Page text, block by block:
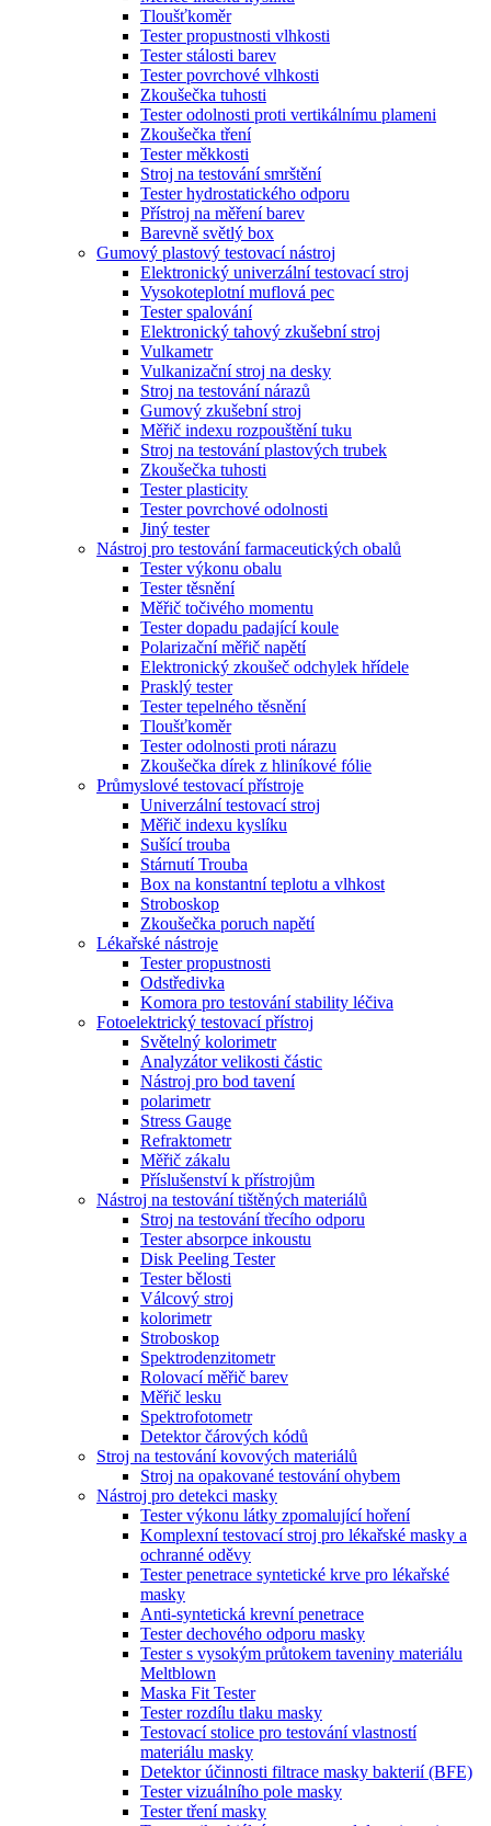
Tloušťkoměr
Tester propustnosti vlhkosti
Tester stálosti barev
Tester povrchové vlhkosti
Zkoušečka tuhosti
Tester odolnosti proti vertikálnímu plameni
Zkoušečka tření
Tester měkkosti
Stroj na testování smrštění
Tester hydrostatického odporu
Přístroj na měření barev
Barevně světlý box
Gumový plastový testovací nástroj
Elektronický univerzální testovací stroj
Vysokoteplotní muflová pec
Tester spalování
Elektronický tahový zkušební stroj
Vulkametr
Vulkanizační stroj na desky
Stroj na testování nárazů
Gumový zkušební stroj
Měřič indexu rozpouštění tuku
Stroj na testování plastových trubek
Zkoušečka tuhosti
Tester plasticity
Tester povrchové odolnosti
Jiný tester
Nástroj pro testování farmaceutických obalů
Tester výkonu obalu
Tester těsnění
Měřič točivého momentu
Tester dopadu padající koule
Polarizační měřič napětí
Elektronický zkoušeč odchylek hřídele
Prasklý tester
Tester tepelného těsnění
Tloušťkoměr
Tester odolnosti proti nárazu
Zkoušečka dírek z hliníkové fólie
Průmyslové testovací přístroje
Univerzální testovací stroj
Měřič indexu kyslíku
Sušící trouba
Stárnutí Trouba
Box na konstantní teplotu a vlhkost
Stroboskop
Zkoušečka poruch napětí
Lékařské nástroje
Tester propustnosti
Odstředivka
Komora pro testování stability léčiva
Fotoelektrický testovací přístroj
Světelný kolorimetr
Analyzátor velikosti částic
Nástroj pro bod tavení
polarimetr
Stress Gauge
Refraktometr
Měřič zákalu
Příslušenství k přístrojům
Nástroj na testování tištěných materiálů
Stroj na testování třecího odporu
Tester absorpce inkoustu
Disk Peeling Tester
Tester bělosti
Válcový stroj
kolorimetr
Stroboskop
Spektrodenzitometr
Rolovací měřič barev
Měřič lesku
Spektrofotometr
Detektor čárových kódů
Stroj na testování kovových materiálů
Stroj na opakované testování ohybem
Nástroj pro detekci masky
Tester výkonu látky zpomalující hoření
Komplexní testovací stroj pro lékařské masky a
ochranné oděvy
Tester penetrace syntetické krve pro lékařské
masky
Anti-syntetická krevní penetrace
Tester dechového odporu masky
Tester s vysokým průtokem taveniny materiálu
Meltblown
Maska Fit Tester
Tester rozdílu tlaku masky
Testovací stolice pro testování vlastností
materiálu masky
Detektor účinnosti filtrace masky bakterií (BFE)
Tester vizuálního pole masky
Tester tření masky